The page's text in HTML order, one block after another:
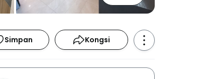
Simpan Kongsi